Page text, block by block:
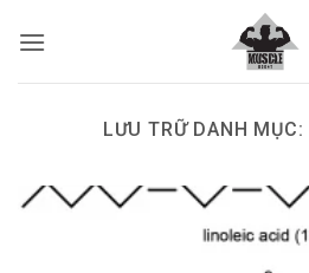
qua
LƯU TRỮ DANH MỤC: